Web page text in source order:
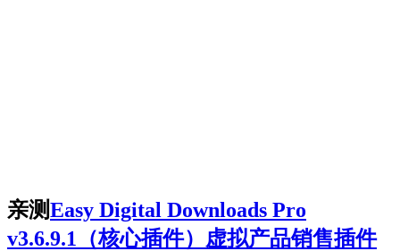
亲测Easy Digital Downloads Pro
v3.6.9.1（核心插件）虚拟产品销售插件